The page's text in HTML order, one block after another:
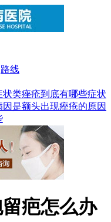
路线
状类痤疮到底有哪些症状
因是额头出现痤疮的原因
疤怎么办